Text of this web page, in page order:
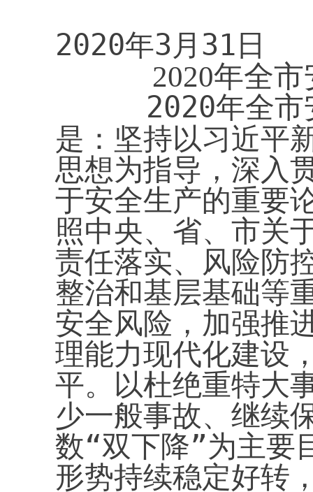
2020年3月31日
2020年全
2020年全市
是：坚持以习近平
思想为指导，深入
于安全生产的重要
照中央、省、市关
责任落实、风险防
整治和基层基础等
安全风险，加强推
理能力现代化建设
平。以杜绝重特大
少一般事故、继续
数“双下降”为主要
形势持续稳定好转